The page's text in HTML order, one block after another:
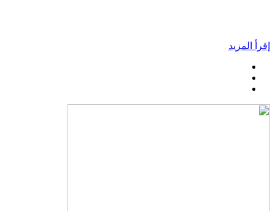
إقرأ المزيد